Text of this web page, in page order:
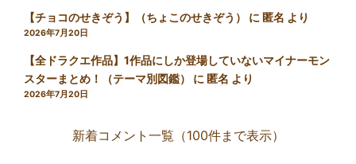
【チョコのせきぞう】（ちょこのせきぞう） に 匿名 より
2026年7月20日
【全ドラクエ作品】1作品にしか登場していないマイナーモン
スターまとめ！（テーマ別図鑑）
に 匿名 より
2026年7月20日
新着コメント一覧（100件まで表示）